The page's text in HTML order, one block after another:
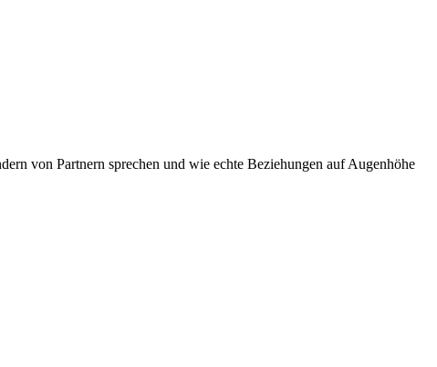
von Partnern sprechen und wie echte Beziehungen auf Augenhöhe